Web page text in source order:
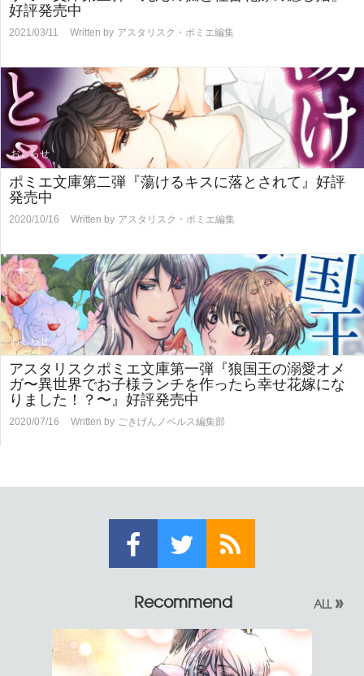
好評発売中
2021/03/11 Written by アスタリスク・ポミエ編集
おしらせ
ポミエ文庫第二弾『蕩けるキスに落とされて』好評
発売中
2020/10/16 Written by アスタリスク・ポミエ編集
おしらせ
アスタリスクポミエ文庫第一弾『狼国王の溺愛オメ
ガ〜異世界でお子様ランチを作ったら幸せ花嫁にな
りました！？〜』好評発売中
2020/07/16 Written by ごきげんノベルス編集部
Recommend ALL »